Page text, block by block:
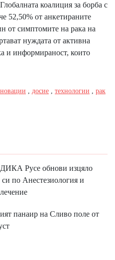
коалиция за борба с
52,50% от анкетираните
от симптомите на рака на
нуждата от активна
и информираност, които
, досие , технологии , рак
Русе обнови изцяло
си по Анестезиология и
панаир на Сливо поле от